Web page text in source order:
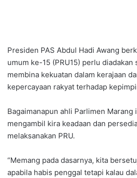
Presiden PAS Abdul Hadi Awang
umum ke-15 (PRU15) perlu diadakan
membina kekuatan dalam kerajaan
kepercayaan rakyat terhadap
Bagaimanapun ahli Parlimen Marang
mengambil kira keadaan dan
melaksanakan PRU.
“Memang pada dasarnya, kita
apabila habis penggal tetapi kalau